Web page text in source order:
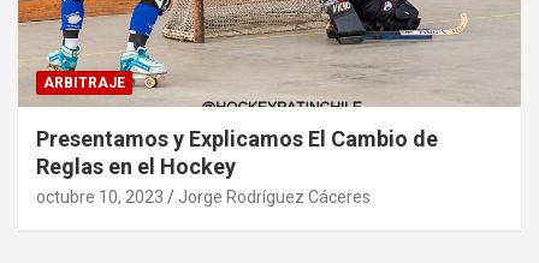
ARBITRAJE
Presentamos y Explicamos El Cambio de
Reglas en el Hockey
octubre 10, 2023 Jorge Rodríguez Cáceres